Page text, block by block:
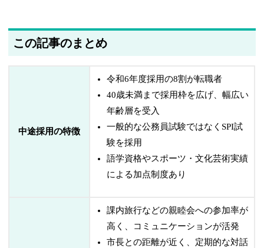
この記事のまとめ
中途採用の特徴
令和6年度採用の8割が転職者
40歳未満まで採用枠を広げ、幅広い
年齢層を受入
一般的な公務員試験ではなくSPI試
験を採用
語学資格やスポーツ・文化芸術実績
による加点制度あり
課内旅行などの親睦会への参加率が
高く、コミュニケーションが活発
市長との距離が近く、定期的な対話